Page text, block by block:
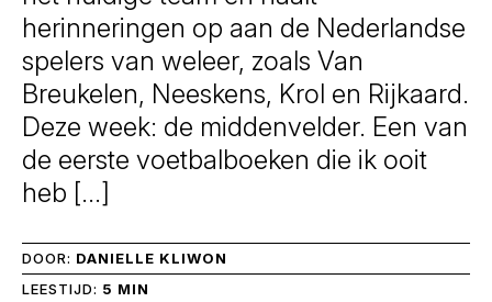
herinneringen op aan de Nederlandse
spelers van weleer, zoals Van
Breukelen, Neeskens, Krol en Rijkaard.
Deze week: de middenvelder. Een van
de eerste voetbalboeken die ik ooit
heb […]
DOOR: DANIELLE KLIWON
LEESTIJD: 5 MIN